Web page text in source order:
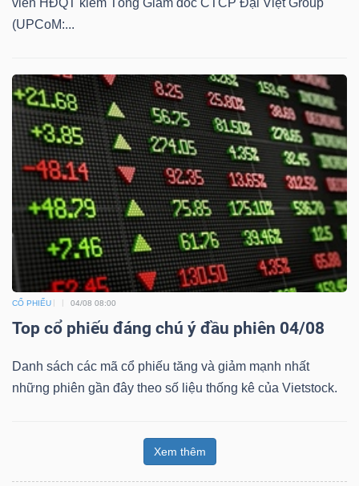
viên HĐQT kiêm Tổng Giám đốc CTCP Đại Việt Group
(UPCoM:...
CỔ PHIẾU 04/08 08:00
Top cổ phiếu đáng chú ý đầu phiên 04/08
Danh sách các mã cổ phiếu tăng và giảm mạnh nhất
những phiên gần đây theo số liệu thống kê của Vietstock.
Xem thêm